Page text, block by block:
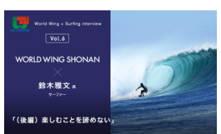
WAVE HUNTER波予想ツール
ニュース
サーフィンエリアガイド
アート＆エンタメ
コラム
トラベル
ショップ情報
ショップ情報
ウラナミ